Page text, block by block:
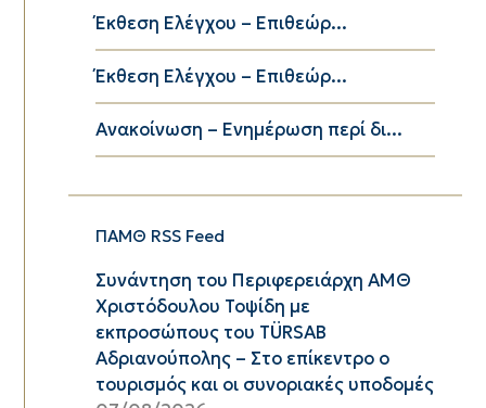
Έκθεση Ελέγχου – Επιθεώρ...
Έκθεση Ελέγχου – Επιθεώρ...
Ανακοίνωση – Ενημέρωση περί δι...
ΠΑΜΘ RSS Feed
Συνάντηση του Περιφερειάρχη ΑΜΘ
Χριστόδουλου Τοψίδη με
εκπροσώπους του TÜRSAB
Αδριανούπολης – Στο επίκεντρο ο
τουρισμός και οι συνοριακές υποδομές